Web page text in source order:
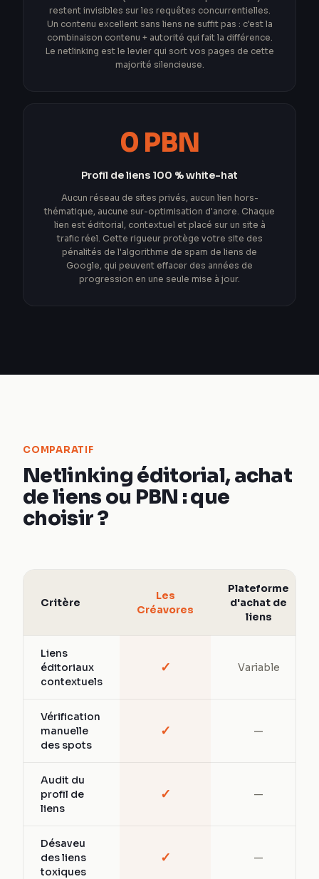
restent invisibles sur les requêtes concurrentielles.
Un contenu excellent sans liens ne suffit pas : c'est la
combinaison contenu + autorité qui fait la différence.
Le netlinking est le levier qui sort vos pages de cette
majorité silencieuse.
0 PBN
Profil de liens 100 % white-hat
Aucun réseau de sites privés, aucun lien hors-
thématique, aucune sur-optimisation d'ancre. Chaque
lien est éditorial, contextuel et placé sur un site à
trafic réel. Cette rigueur protège votre site des
pénalités de l'algorithme de spam de liens de
Google, qui peuvent effacer des années de
progression en une seule mise à jour.
COMPARATIF
Netlinking éditorial, achat
de liens ou PBN : que
choisir ?
Critère
Les
Créavores
Plateforme
d'achat de
liens
Liens
éditoriaux
contextuels
✓ Variable
Vérification
manuelle
des spots
✓ —
Audit du
profil de
liens
✓ —
Désaveu
des liens
toxiques
✓ —